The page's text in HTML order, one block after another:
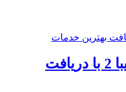
بیمه شخص ثالث تیبا و تیبا 2 با دریافت